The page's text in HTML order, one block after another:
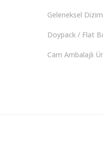
Geleneksel
Doypack / Flat
Cam Ambalajlı